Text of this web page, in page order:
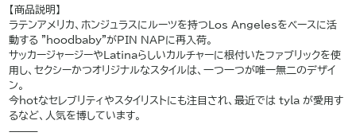
【商品説明】
ラテンアメリカ、ホンジュラスにルーツを持つLos Angelesをベースに活
動する "hoodbaby"がPIN NAPに再入荷。
サッカージャージーやLatinaらしいカルチャーに根付いたファブリックを使
用し、セクシーかつオリジナルなスタイルは、一つ一つが唯一無二のデザイ
ン。
今hotなセレブリティやスタイリストにも注目され、最近では tyla が愛用す
るなど、人気を博しています。
⸻